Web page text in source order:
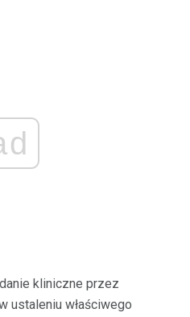
kliniczne przez
ustaleniu właściwego